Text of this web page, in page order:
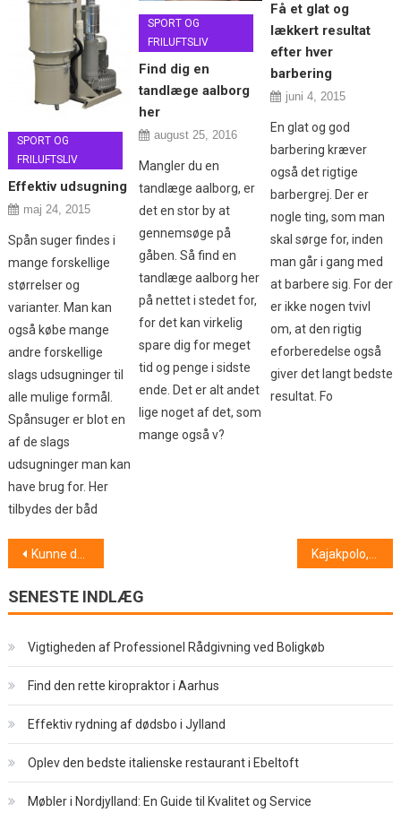
SPORT OG
FRILUFTSLIV
Effektiv udsugning
maj 24, 2015
Spån suger findes i
mange forskellige
størrelser og
varianter. Man kan
også købe mange
andre forskellige
slags udsugninger til
alle mulige formål.
Spånsuger er blot en
af de slags
udsugninger man kan
have brug for. Her
tilbydes der båd
SPORT OG
FRILUFTSLIV
Find dig en
tandlæge aalborg
her
august 25, 2016
Mangler du en
tandlæge aalborg, er
det en stor by at
gennemsøge på
gåben. Så find en
tandlæge aalborg her
på nettet i stedet for,
for det kan virkelig
spare dig for meget
tid og penge i sidste
ende. Det er alt andet
lige noget af det, som
mange også v?
Få et glat og
lækkert resultat
efter hver
barbering
juni 4, 2015
En glat og god
barbering kræver
også det rigtige
barbergrej. Der er
nogle ting, som man
skal sørge for, inden
man går i gang med
at barbere sig. For der
er ikke nogen tvivl
om, at den rigtig
eforberedelse også
giver det langt bedste
resultat. Fo
Indlægsnavigation
Kunne du tænke dig at studere et relevant studie i erhvervsøkonomi
SENESTE INDLÆG
Vigtigheden af Professionel Rådgivning ved Boligkøb
Find den rette kiropraktor i Aarhus
Effektiv rydning af dødsbo i Jylland
Oplev den bedste italienske restaurant i Ebeltoft
Møbler i Nordjylland: En Guide til Kvalitet og Service